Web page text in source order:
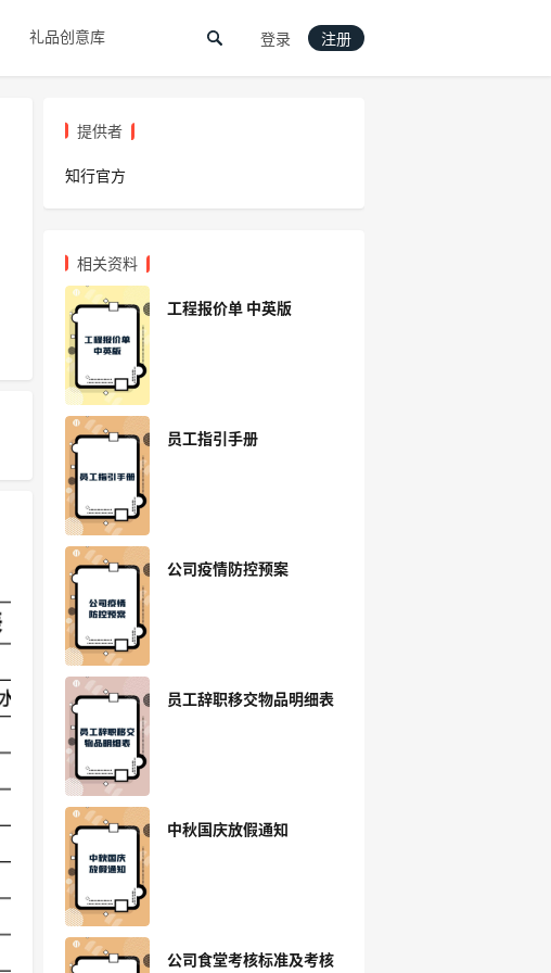
礼品创意库 登录 注册
提供者
知行官方
相关资料
工程报价单 中英版
员工指引手册
公司疫情防控预案
员工辞职移交物品明细表
中秋国庆放假通知
公司食堂考核标准及考核